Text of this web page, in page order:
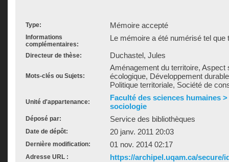
Type: Mémoire accepté
Informations
complémentaires:
Le mémoire a été numérisé tel que
Directeur de thèse: Duchastel, Jules
Mots-clés ou Sujets:
Aménagement du territoire,
écologique, Développement
Politique territoriale, Société de
Unité d'appartenance:
Faculté des sciences humaines
sociologie
Déposé par: Service des bibliothèques
Date de dépôt: 20 janv. 2011 20:03
Dernière modification: 01 nov. 2014 02:17
Adresse URL : https://archipel.uqam.ca/secure/